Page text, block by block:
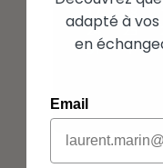
adapté à
en
Email